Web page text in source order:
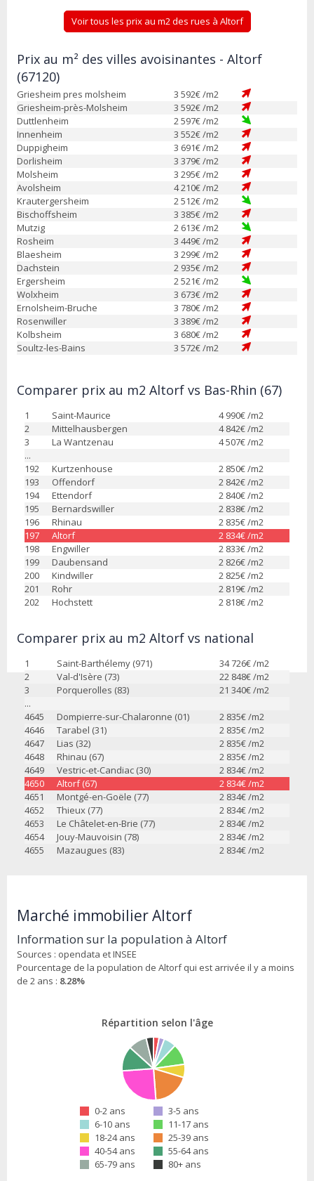
Voir tous les prix au m2 des rues à Altorf
Prix au m² des villes avoisinantes - Altorf
(67120)
Griesheim pres molsheim 3 592€ /m2
Griesheim-près-Molsheim
3 592€ /m2
Duttlenheim
2 597€ /m2
Innenheim
3 552€ /m2
Duppigheim
3 691€ /m2
Dorlisheim
3 379€ /m2
Molsheim
3 295€ /m2
Avolsheim
4 210€ /m2
Krautergersheim
2 512€ /m2
Bischoffsheim
3 385€ /m2
Mutzig
2 613€ /m2
Rosheim
3 449€ /m2
Blaesheim
3 299€ /m2
Dachstein
2 935€ /m2
Ergersheim
2 521€ /m2
Wolxheim
3 673€ /m2
Ernolsheim-Bruche
3 780€ /m2
Rosenwiller
3 389€ /m2
Kolbsheim
3 680€ /m2
Soultz-les-Bains
3 572€ /m2
Comparer prix au m2 Altorf vs Bas-Rhin (67)
1 Saint-Maurice 4 990€ /m2
2
Mittelhausbergen 4 842€ /m2
3
La Wantzenau 4 507€ /m2
...
192
Kurtzenhouse 2 850€ /m2
193
Offendorf 2 842€ /m2
194
Ettendorf 2 840€ /m2
195
Bernardswiller 2 838€ /m2
196
Rhinau 2 835€ /m2
197
Altorf 2 834€ /m2
198
Engwiller 2 833€ /m2
199
Daubensand 2 826€ /m2
200
Kindwiller 2 825€ /m2
201
Rohr 2 819€ /m2
202
Hochstett 2 818€ /m2
Comparer prix au m2 Altorf vs national
1 Saint-Barthélemy (971) 34 726€ /m2
2
Val-d'Isère (73) 22 848€ /m2
3
Porquerolles (83) 21 340€ /m2
...
4645
Dompierre-sur-Chalaronne (01) 2 835€ /m2
4646
Tarabel (31) 2 835€ /m2
4647
Lias (32) 2 835€ /m2
4648
Rhinau (67) 2 835€ /m2
4649
Vestric-et-Candiac (30) 2 834€ /m2
4650
Altorf (67) 2 834€ /m2
4651
Montgé-en-Goële (77) 2 834€ /m2
4652
Thieux (77) 2 834€ /m2
4653
Le Châtelet-en-Brie (77) 2 834€ /m2
4654
Jouy-Mauvoisin (78) 2 834€ /m2
4655
Mazaugues (83) 2 834€ /m2
Marché immobilier Altorf
Information sur la population à Altorf
Sources : opendata et INSEE
Pourcentage de la population de Altorf qui est arrivée il y a moins
de 2 ans : 8.28%
Répartition selon l'âge
0-2 ans
3-5 ans
6-10 ans
11-17 ans
18-24 ans
25-39 ans
40-54 ans
55-64 ans
65-79 ans
80+ ans